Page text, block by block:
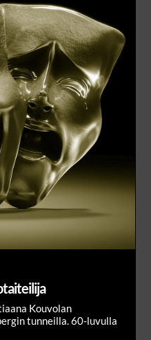
Kouvolan
tunneilla. 60-luvulla